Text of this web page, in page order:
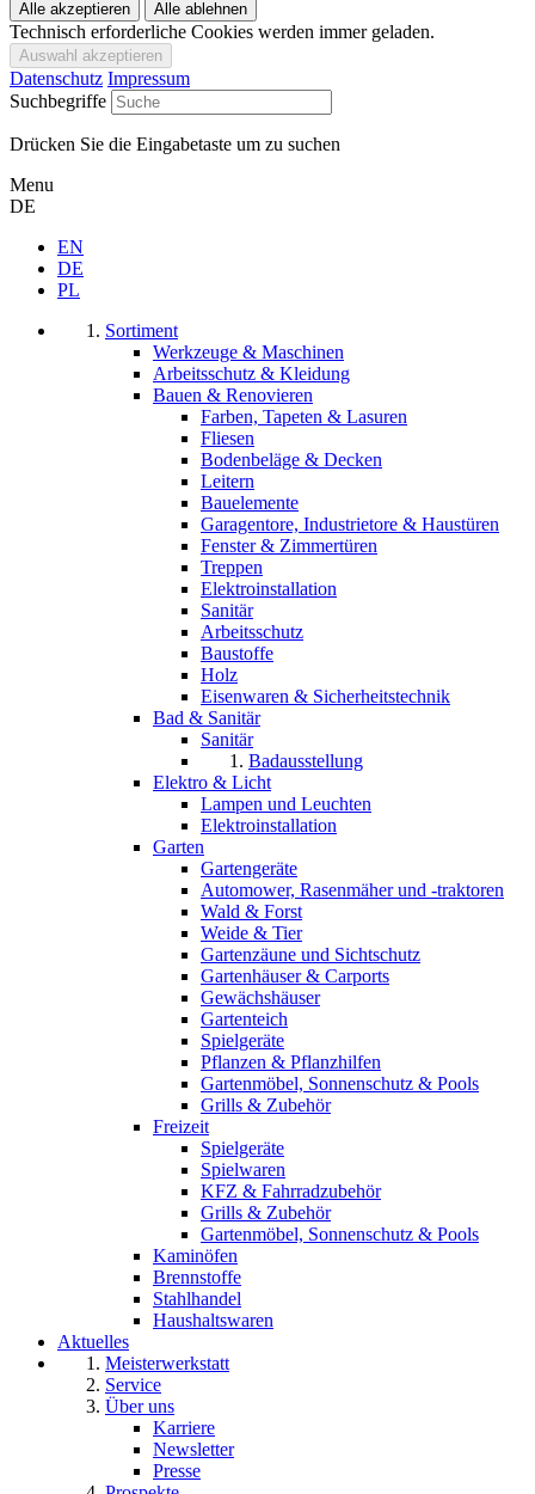
Technisch erforderliche Cookies werden immer geladen.
Datenschutz Impressum
Suchbegriffe
Drücken Sie die Eingabetaste um zu suchen
Menu
DE
EN
DE
PL
Sortiment
Werkzeuge & Maschinen
Arbeitsschutz & Kleidung
Bauen & Renovieren
Farben, Tapeten & Lasuren
Fliesen
Bodenbeläge & Decken
Leitern
Bauelemente
Garagentore, Industrietore & Haustüren
Fenster & Zimmertüren
Treppen
Elektroinstallation
Sanitär
Arbeitsschutz
Baustoffe
Holz
Eisenwaren & Sicherheitstechnik
Bad & Sanitär
Sanitär
Badausstellung
Elektro & Licht
Lampen und Leuchten
Elektroinstallation
Garten
Gartengeräte
Automower, Rasenmäher und -traktoren
Wald & Forst
Weide & Tier
Gartenzäune und Sichtschutz
Gartenhäuser & Carports
Gewächshäuser
Gartenteich
Spielgeräte
Pflanzen & Pflanzhilfen
Gartenmöbel, Sonnenschutz & Pools
Grills & Zubehör
Freizeit
Spielgeräte
Spielwaren
KFZ & Fahrradzubehör
Grills & Zubehör
Gartenmöbel, Sonnenschutz & Pools
Kaminöfen
Brennstoffe
Stahlhandel
Haushaltswaren
Aktuelles
Meisterwerkstatt
Service
Über uns
Karriere
Newsletter
Presse